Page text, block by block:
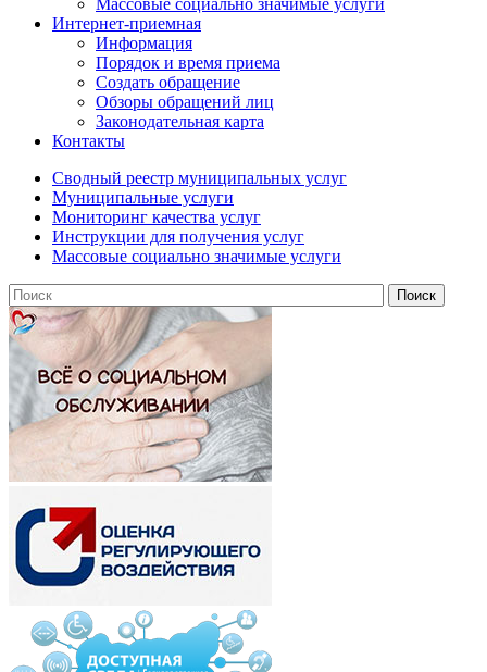
Массовые социально значимые услуги
Интернет-приемная
Информация
Порядок и время приема
Создать обращение
Обзоры обращений лиц
Законодательная карта
Контакты
Сводный реестр муниципальных услуг
Муниципальные услуги
Мониторинг качества услуг
Инструкции для получения услуг
Массовые социально значимые услуги